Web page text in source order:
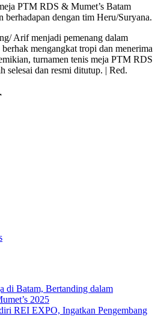
PTM RDS & Mumet’s Batam
dengan tim Heru/Suryana.
Arif menjadi pemenang dalam
mengangkat tropi dan menerima
turnamen tenis meja PTM RDS
selesai dan resmi ditutup. | Red.
di Batam, Bertanding dalam
2025
REI EXPO, Ingatkan Pengembang